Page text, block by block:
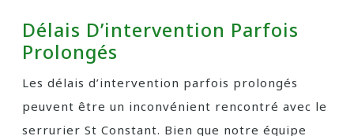
Délais D’intervention Parfois
Prolongés
Les délais d’intervention parfois prolongés
peuvent être un inconvénient rencontré avec le
serrurier St Constant. Bien que notre équipe